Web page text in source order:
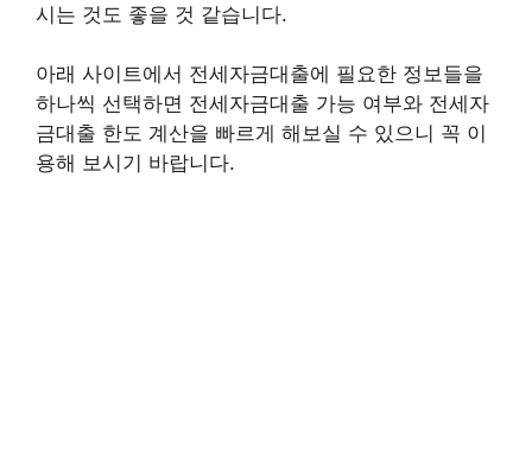
시는 것도 좋을 것 같습니다.
아래 사이트에서 전세자금대출에 필요한 정보들을
하나씩 선택하면 전세자금대출 가능 여부와 전세자
금대출 한도 계산을 빠르게 해보실 수 있으니 꼭 이
용해 보시기 바랍니다.